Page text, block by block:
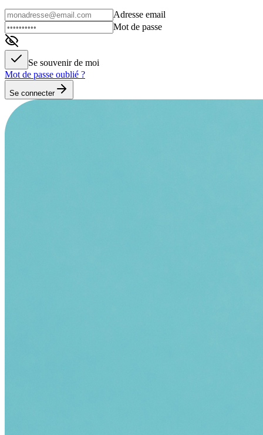
Adresse email
Mot de passe
Se souvenir de moi
Mot de passe oublié ?
Se connecter